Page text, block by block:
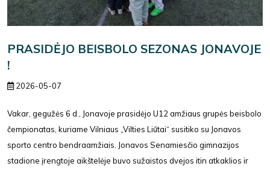
PRASIDĖJO BEISBOLO SEZONAS JONAVOJE
!
2026-05-07
Vakar, gegužės 6 d., Jonavoje prasidėjo U12 amžiaus grupės beisbolo
čempionatas, kuriame Vilniaus „Vilties Liūtai“ susitiko su Jonavos
sporto centro bendraamžiais. Jonavos Senamiesčio gimnazijos
stadione įrengtoje aikštelėje buvo sužaistos dvejos itin atkaklios ir